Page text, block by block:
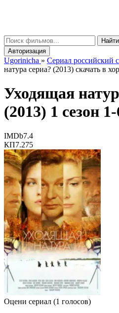
Найти
Авторизация
Ugorinicha » Сериал российский
натура сериа? (2013) скачать в
Уходящая
(2013) 1 сезон
IMDb7.4
КП7.275
Оцени сериал (1 голосов)